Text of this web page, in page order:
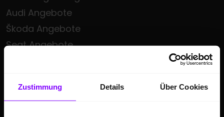
Zustimmung Details Über Cookies
Audi Angebote
Škoda Angebote
Seat Angebote
Hülpert kauft Ihr Auto